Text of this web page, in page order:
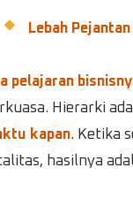
Lebah Pejantan
pelajaran
Hierarki
kapan. Ketika
hasilnya